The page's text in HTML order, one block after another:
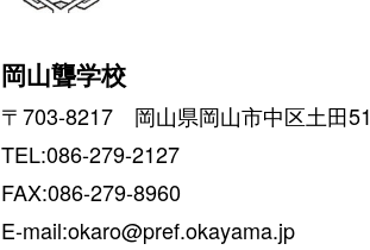
岡山聾学校
〒703-8217 岡山県岡山市中区土田51
TEL:086-279-2127
FAX:086-279-8960
E-mail:okaro@pref.okayama.jp